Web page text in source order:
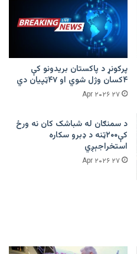
پرکونړ د پاکستان بریدونو کې
۴کسان وژل شوي او ۴۷ټپیان دي
۲۷ Apr ۲۰۲۶
د سمنګان له شباشک کان نه ورځ
کې۲۰۰ټنه د ډبرو سکاره
استخراجېږي
۲۷ Apr ۲۰۲۶